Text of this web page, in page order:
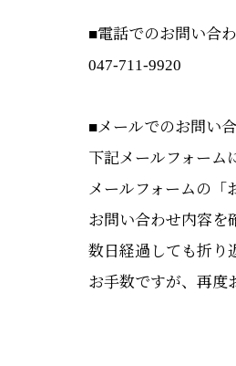
■電話でのお問い合
047-711-9920
■メールでのお問い
下記メールフォーム
メールフォームの「
お問い合わせ内容を
数日経過しても折り
お手数ですが、再度